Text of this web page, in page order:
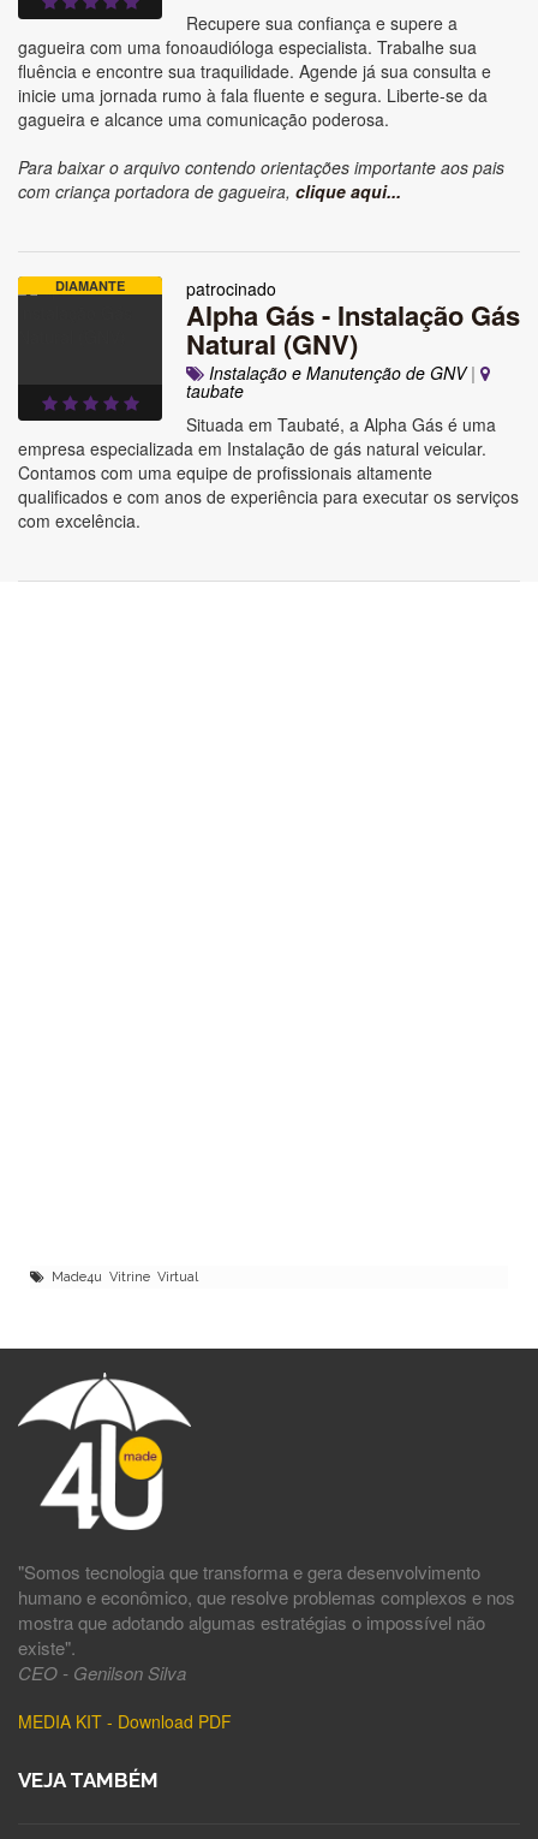
Recupere sua confiança e supere a
gagueira com uma fonoaudióloga especialista. Trabalhe sua
fluência e encontre sua traquilidade. Agende já sua consulta e
inicie uma jornada rumo à fala fluente e segura. Liberte-se da
gagueira e alcance uma comunicação poderosa.
Para baixar o arquivo contendo orientações importante aos pais
com criança portadora de gagueira, clique aqui...
DIAMANTE patrocinado
Alpha Gás - Instalação Gás
Natural (GNV)
Instalação e Manutenção de GNV|
taubate
Situada em Taubaté, a Alpha Gás é uma
empresa especializada em Instalação de gás natural veicular.
Contamos com uma equipe de profissionais altamente
qualificados e com anos de experiência para executar os serviços
com excelência.
Made4u Vitrine Virtual
"Somos tecnologia que transforma e gera desenvolvimento
humano e econômico, que resolve problemas complexos e nos
mostra que adotando algumas estratégias o impossível não
existe".
CEO - Genilson Silva
MEDIA KIT - Download PDF
VEJA TAMBÉM